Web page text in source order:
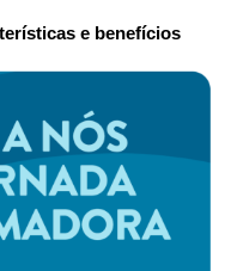
e benefícios